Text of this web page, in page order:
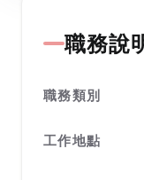
職務說
職務類別
工作地點